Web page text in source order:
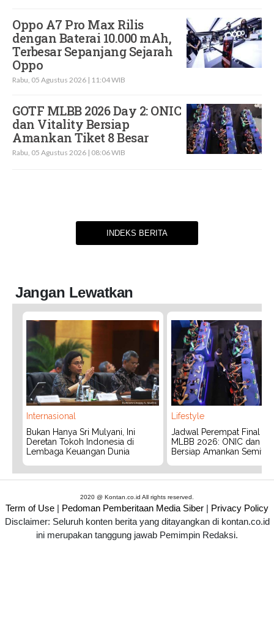
Oppo A7 Pro Max Rilis
dengan Baterai 10.000 mAh,
Terbesar Sepanjang Sejarah
Oppo
Rabu, 05 Agustus 2026 | 11:04 WIB
GOTF MLBB 2026 Day 2: ONIC
dan Vitality Bersiap
Amankan Tiket 8 Besar
Rabu, 05 Agustus 2026 | 08:06 WIB
INDEKS BERITA
Jangan Lewatkan
Internasional
Bukan Hanya Sri Mulyani, Ini
Deretan Tokoh Indonesia di
Lembaga Keuangan Dunia
Lifestyle
Jadwal Perempat Final
MLBB 2026: ONIC dan
Bersiap Amankan
2020 @ Kontan.co.id All rights reserved.
Term of Use | Pedoman Pemberitaan Media Siber | Privacy Policy
Disclaimer: Seluruh konten berita yang ditayangkan di kontan.co.id
ini merupakan tanggung jawab Pemimpin Redaksi.